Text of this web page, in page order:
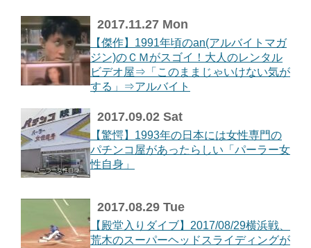
2017.11.27 Mon
【傑作】1991年頃のan(アルバイトマガ
ジン)のＣＭがスゴイ！大人のレンタル
ビデオ屋⇒「このままじゃいけない気が
する」⇒アルバイト
2017.09.02 Sat
【驚愕】1993年の日本には女性専門の
パチンコ屋があったらしい「パーラー女
性自身」
2017.08.29 Tue
【殿堂入りダイブ】2017/08/29横浜戦、
荒木のスーパーヘッドスライディングが